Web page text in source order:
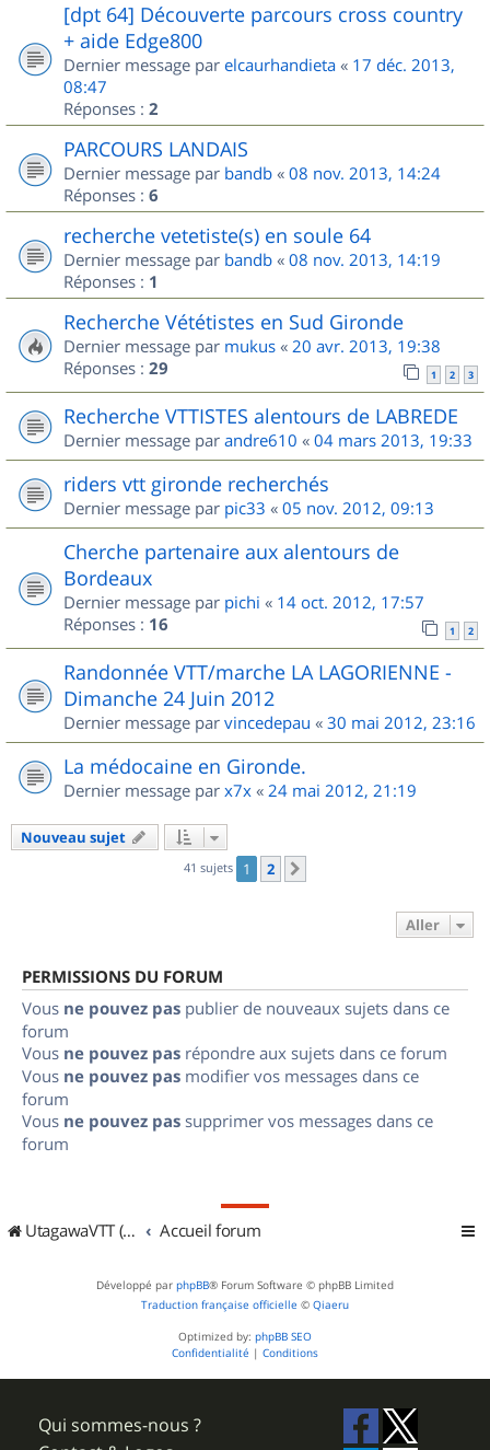
[dpt 64] Découverte parcours cross country
+ aide Edge800
Dernier message par elcaurhandieta « 17 déc. 2013,
08:47
Réponses : 2
PARCOURS LANDAIS
Dernier message par bandb « 08 nov. 2013, 14:24
Réponses : 6
recherche vetetiste(s) en soule 64
Dernier message par bandb « 08 nov. 2013, 14:19
Réponses : 1
Recherche Vététistes en Sud Gironde
Dernier message par mukus « 20 avr. 2013, 19:38
Réponses : 29 1 2 3
Recherche VTTISTES alentours de LABREDE
Dernier message par andre610 « 04 mars 2013, 19:33
riders vtt gironde recherchés
Dernier message par pic33 « 05 nov. 2012, 09:13
Cherche partenaire aux alentours de
Bordeaux
Dernier message par pichi « 14 oct. 2012, 17:57
Réponses : 16 1 2
Randonnée VTT/marche LA LAGORIENNE -
Dimanche 24 Juin 2012
Dernier message par vincedepau « 30 mai 2012, 23:16
La médocaine en Gironde.
Dernier message par x7x « 24 mai 2012, 21:19
Nouveau sujet
41 sujets 1 2
Aller
PERMISSIONS DU FORUM
Vous ne pouvez pas publier de nouveaux sujets dans ce
forum
Vous ne pouvez pas répondre aux sujets dans ce forum
Vous ne pouvez pas modifier vos messages dans ce
forum
Vous ne pouvez pas supprimer vos messages dans ce
forum
UtagawaVTT (Randos VTT et VTTAE avec traces GPS) Accueil forum
Développé par phpBB® Forum Software © phpBB Limited
Traduction française officielle © Qiaeru
Optimized by: phpBB SEO
Confidentialité | Conditions
Qui sommes-nous ?